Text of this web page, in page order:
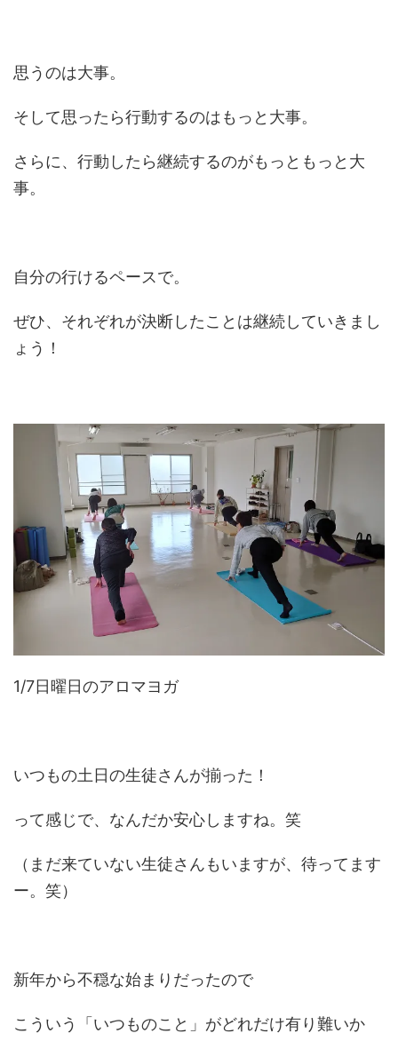
思うのは大事。
そして思ったら行動するのはもっと大事。
さらに、行動したら継続するのがもっともっと大
事。
自分の行けるペースで。
ぜひ、それぞれが決断したことは継続していきまし
ょう！
1/7日曜日のアロマヨガ
いつもの土日の生徒さんが揃った！
って感じで、なんだか安心しますね。笑
（まだ来ていない生徒さんもいますが、待ってます
ー。笑）
新年から不穏な始まりだったので
こういう「いつものこと」がどれだけ有り難いか